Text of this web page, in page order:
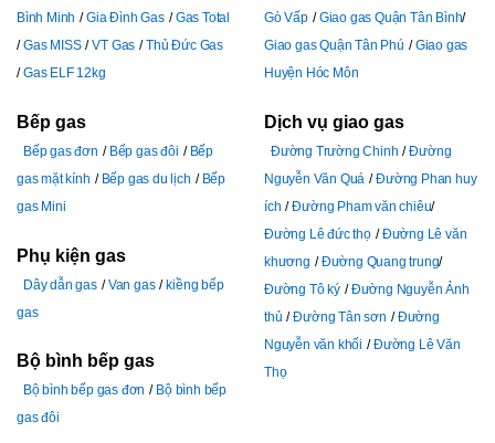
Bình Minh
Gia Đình Gas
Gas Total
Gas MISS
VT Gas
Thủ Đức Gas
Gas ELF 12kg
Bếp gas
Bếp gas đơn Bếp gas đôi
Bếp
gas mặt kính
Bếp gas du lịch
Bếp
gas Mini
Phụ kiện gas
Dây dẫn gas Van gas
kiềng bếp
gas
Bộ bình bếp gas
Bộ bình bếp gas đơn
Bộ bình bếp
gas đôi
Gò Vấp
Giao gas Quận Tân Bình
Giao gas Quận Tân Phú
Giao gas
Huyện Hóc Môn
Dịch vụ giao gas
Đường Trường Chinh
Đường
Nguyễn Văn Quá
Đường Phan huy
ích
Đường Pham văn chiêu
Đường Lê đức thọ
Đường Lê văn
khương
Đường Quang trung
Đường Tô ký
Đường Nguyễn Ảnh
thủ
Đường Tân sơn
Đường
Nguyễn văn khối
Đường Lê Văn
Thọ